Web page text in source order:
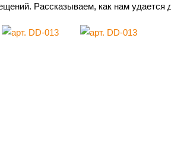
Рассказываем, как нам